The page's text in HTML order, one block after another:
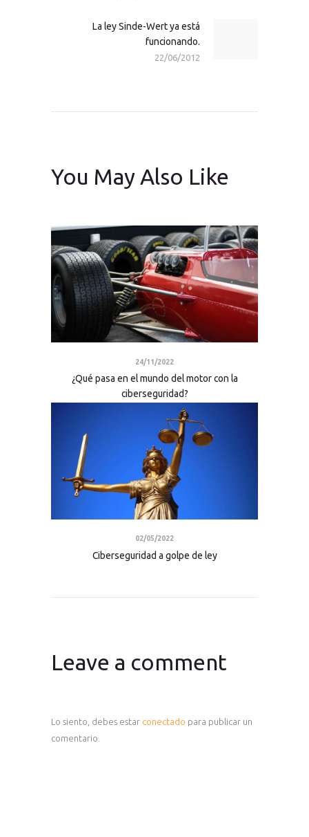
La ley Sinde-Wert ya está
funcionando.
22/06/2012
You May Also Like
24/11/2022
¿Qué pasa en el mundo del motor con la
ciberseguridad?
02/05/2022
Ciberseguridad a golpe de ley
Leave a comment
Lo siento, debes estar conectado para publicar un
comentario.